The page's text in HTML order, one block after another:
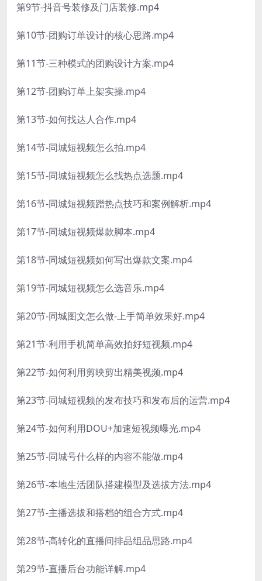
第9节-抖音号装修及门店装修.mp4
第10节-团购订单设计的核心思路.mp4
第11节-三种模式的团购设计方案.mp4
第12节-团购订单上架实操.mp4
第13节-如何找达人合作.mp4
第14节-同城短视频怎么拍.mp4
第15节-同城短视频怎么找热点选题.mp4
第16节-同城短视频蹭热点技巧和案例解析.mp4
第17节-同城短视频爆款脚本.mp4
第18节-同城短视频如何写出爆款文案.mp4
第19节-同城短视频怎么选音乐.mp4
第20节-同城图文怎么做-上手简单效果好.mp4
第21节-利用手机简单高效拍好短视频.mp4
第22节-如何利用剪映剪出精美视频.mp4
第23节-同城短视频的发布技巧和发布后的运营.mp4
第24节-如何利用DOU+加速短视频曝光.mp4
第25节-同城号什么样的内容不能做.mp4
第26节-本地生活团队搭建模型及选拔方法.mp4
第27节-主播选拔和搭档的组合方式.mp4
第28节-高转化的直播间排品组品思路.mp4
第29节-直播后台功能详解.mp4